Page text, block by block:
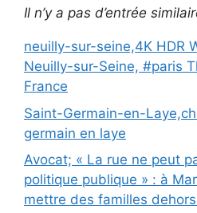
Il n’y a pas d’entrée
neuilly-sur-seine,4K HDR
Neuilly-sur-Seine, #paris
France
Saint-Germain-en-
germain en laye
Avocat; « La rue ne peut
politique publique » : à
mettre des familles